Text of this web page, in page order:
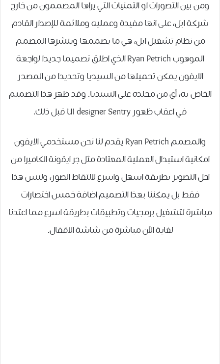
ومن بين التصورات او التمنيات التي يراها المصممون من خارج
شركة ابل، على انها مفيدة وعمليه وملائمة للإصدار القادم
من نظام تشغيل ابل، هي ما يصممها وينشرها المصمم
الموهوب Ryan Petrich الذي اطلق تصميما جديدا لواجهة
الايفون يمكن تحميلها من السيديا وتحديدا من المصدر
الخاص به، أي من مجلده على السيديا. وقد ظهر هذا التصميم
في اعقاب ظهور UI designer Sentry قبل ذلك.
والمصمم Ryan Petrich يقدم لنا نحن مستخدمي الايفون
امكانية استبدال العملية المعتادة مثل جر ايقونة الكاميرا من
اجل التصوير بطريقة اسهل واسرع لالتقاط الصور، وليس هذا
فقط بل يمكننا بهذا التصميم اضافة خمس اختصارات
مباشرة لتشغيل برمجيات وتطبيقات بطريقة اسرع مما اعتدنا
لغاية الآن مباشرة من شاشة الاقفال.